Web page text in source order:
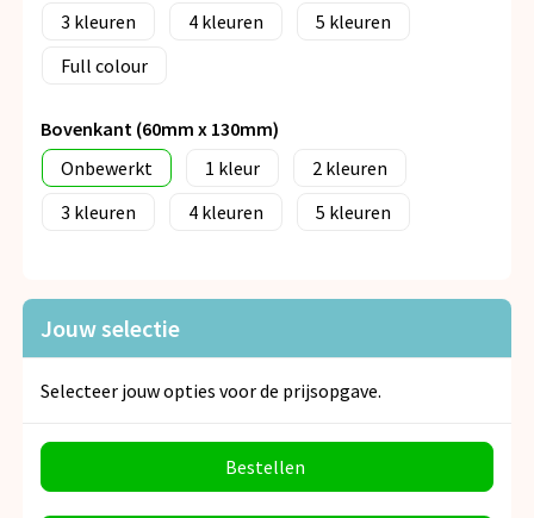
3
4
5
Full colour
Bovenkant (60mm x 130mm)
Onbewerkt
1
2
3
4 5
Jouw selectie
Selecteer jouw opties voor de prijsopgave.
Bestellen